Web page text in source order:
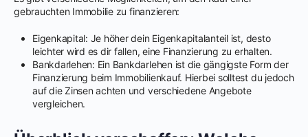
gebrauchten Immobilie zu finanzieren:
Eigenkapital: Je höher dein Eigenkapitalanteil ist, desto
leichter wird es dir fallen, eine Finanzierung zu erhalten.
Bankdarlehen: Ein Bankdarlehen ist die gängigste Form der
Finanzierung beim Immobilienkauf. Hierbei solltest du jedoch
auf die Zinsen achten und verschiedene Angebote
vergleichen.